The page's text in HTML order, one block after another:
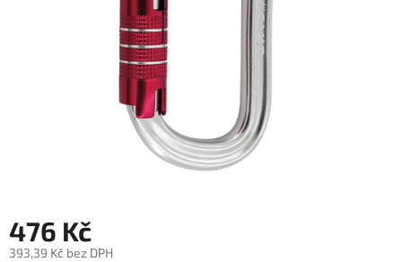
476 Kč
393,39 Kč bez DPH